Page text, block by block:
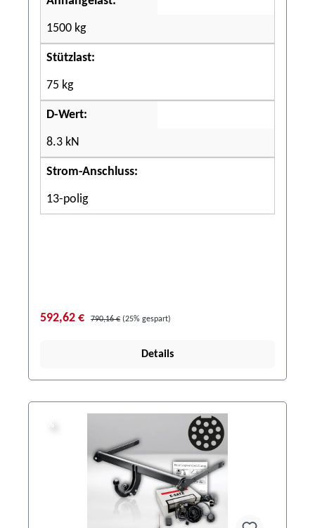
1500 kg
Stützlast:
75 kg
D-Wert:
8.3 kN
Strom-Anschluss:
13-polig
592,62 € 790,16 € (25% gespart)
Details